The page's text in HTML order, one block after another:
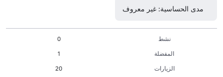
مدى الحساسية: غير معروف
نشط
0
المفضلة
1
الزيارات
20